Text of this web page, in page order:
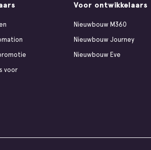
voor
Voor ontwikkelaars
Nieuwbouw M360
Nieuwbouw Journey
Nieuwbouw Eve